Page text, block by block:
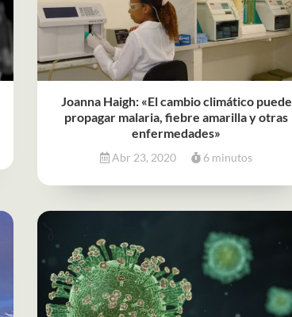
Joanna Haigh: «El cambio climático puede
propagar malaria, fiebre amarilla y otras
enfermedades»
Abr 23, 2020 6 minutos